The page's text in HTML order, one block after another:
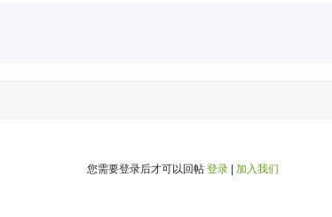
您需要登录后才可以回帖 登录 加入我们